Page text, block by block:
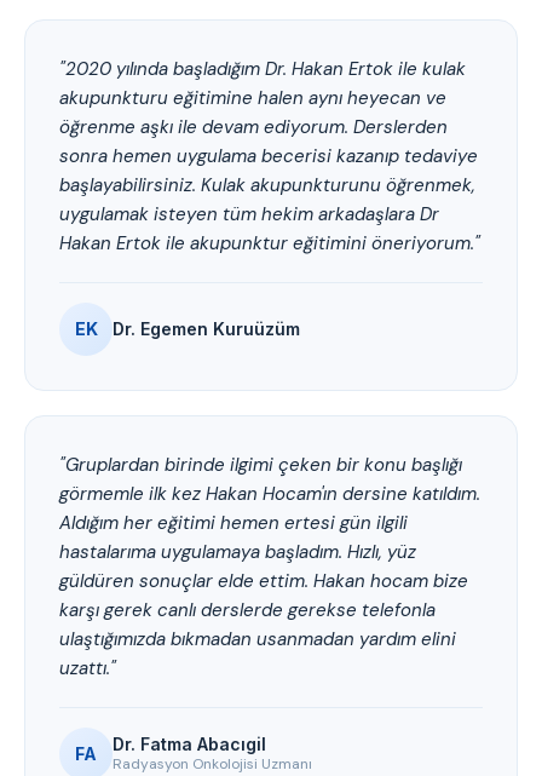
"2020 yılında başladığım Dr. Hakan Ertok ile kulak
akupunkturu eğitimine halen aynı heyecan ve
öğrenme aşkı ile devam ediyorum. Derslerden
sonra hemen uygulama becerisi kazanıp tedaviye
başlayabilirsiniz. Kulak akupunkturunu öğrenmek,
uygulamak isteyen tüm hekim arkadaşlara Dr
Hakan Ertok ile akupunktur eğitimini öneriyorum."
EK Dr. Egemen Kuruüzüm
"Gruplardan birinde ilgimi çeken bir konu başlığı
görmemle ilk kez Hakan Hocam'ın dersine katıldım.
Aldığım her eğitimi hemen ertesi gün ilgili
hastalarıma uygulamaya başladım. Hızlı, yüz
güldüren sonuçlar elde ettim. Hakan hocam bize
karşı gerek canlı derslerde gerekse telefonla
ulaştığımızda bıkmadan usanmadan yardım elini
uzattı."
FA Dr. Fatma Abacıgil
Radyasyon Onkolojisi Uzmanı